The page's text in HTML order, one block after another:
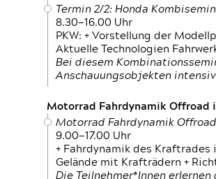
Termin 2/2: Honda
8.30—16.00 Uhr
PKW: + Vorstellung der
Aktuelle Technologien
Bei diesem
Anschauungsobjekten
Motorrad Fahrdynamik Offroad
Motorrad Fahrdynamik Offroad
9.00—17.00 Uhr
+ Fahrdynamik des Kraftrades
Gelände mit Krafträdern +
Die Teilnehmer*Innen